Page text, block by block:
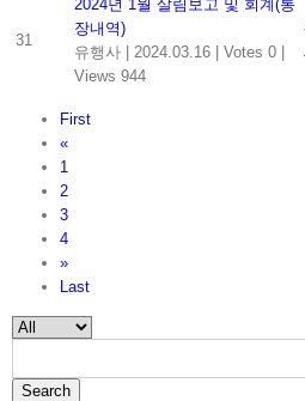
31
2024년 1월 살림보고 및 회계(통
장내역)
유행사
2024.03.16 Votes 0
Views 944
First
«
1
2
3
4
»
Last
Search